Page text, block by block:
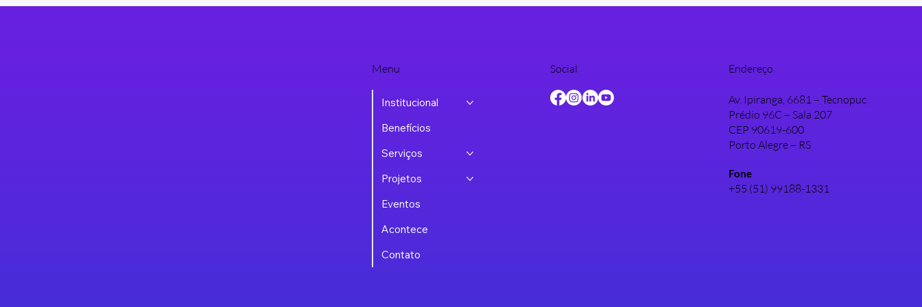
Menu
Institucional
Benefícios
Serviços
Projetos
Eventos
Acontece
Contato
Social Endereço
Av. Ipiranga, 6681 – Tecnopuc
Prédio 96C – Sala 207
CEP 90619-600
Porto Alegre – RS
Fone
+55 (51) 99188-1331